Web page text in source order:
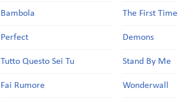
Bambola
Perfect
Tutto Questo Sei Tu
Fai Rumore
The First Time
Demons
Stand By Me
Wonderwall